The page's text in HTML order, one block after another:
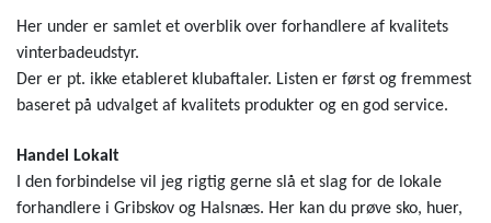
Her under er samlet et overblik over forhandlere af kvalitets
vinterbadeudstyr.
Der er pt. ikke etableret klubaftaler. Listen er først og fremmest
baseret på udvalget af kvalitets produkter og en god service.
Handel Lokalt
I den forbindelse vil jeg rigtig gerne slå et slag for de lokale
forhandlere i Gribskov og Halsnæs. Her kan du prøve sko, huer,